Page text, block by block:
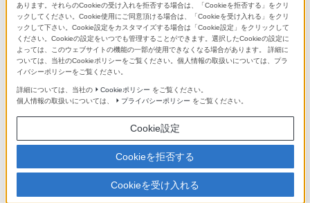
あります。それらのCookieの受け入れを拒否する場合は、「Cookieを拒否する」をクリ
ックしてください。Cookie使用にご同意頂ける場合は、「Cookieを受け入れる」をクリ
ックして下さい。Cookie設定をカスタマイズする場合は「Cookie設定」をクリックして
ください。Cookieの設定をいつでも管理することができます。選択したCookieの設定に
よっては、このウェブサイトの機能の一部が使用できなくなる場合があります。 詳細に
ついては、当社のCookieポリシーをご覧ください。個人情報の取扱いについては、プラ
イバシーポリシーをご覧ください。
詳細については、当社の Cookieポリシー をご覧ください。
個人情報の取扱いについては、
プライバシーポリシー をご覧ください。
Cookie設定
Cookieを拒否する
Cookieを受け入れる